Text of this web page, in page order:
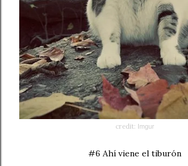
credit: Imgur
#6 Ahí viene el tiburón